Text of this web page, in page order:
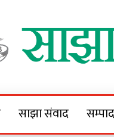
साझा संवाद